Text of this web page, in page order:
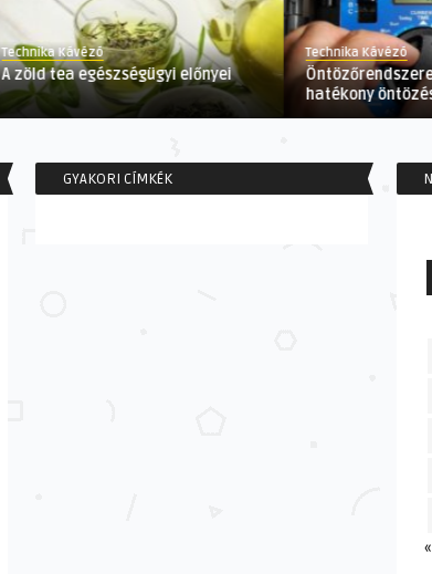
Technika Kávézó
A zöld tea egészségügyi előnyei
Technika Kávézó
hatékony
GYAKORI CÍMKÉK